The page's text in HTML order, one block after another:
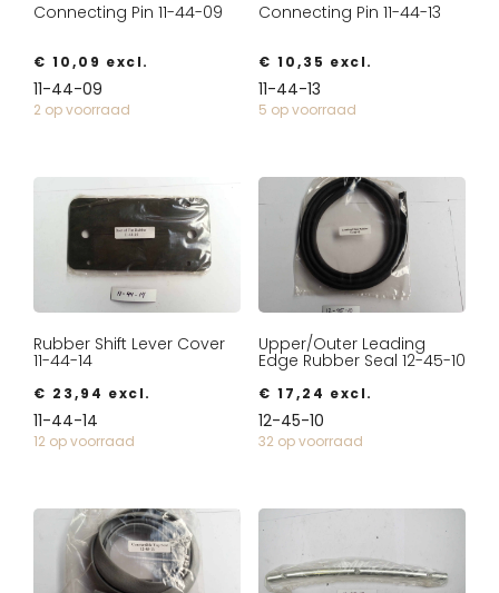
Connecting Pin 11-44-09
€ 10,09 excl.
11-44-09
2 op voorraad
Connecting Pin 11-44-13
€ 10,35 excl.
11-44-13
5 op voorraad
Rubber Shift Lever Cover
11-44-14
€ 23,94 excl.
11-44-14
12 op voorraad
Upper/Outer Leading
Edge Rubber Seal 12-45-10
€ 17,24 excl.
12-45-10
32 op voorraad